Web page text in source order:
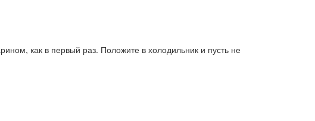
как в первый раз. Положите в холодильник и пусть не